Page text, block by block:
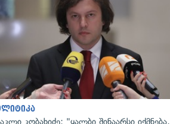
კობახიძე: "ყალბი შინაარსი იქმნება,